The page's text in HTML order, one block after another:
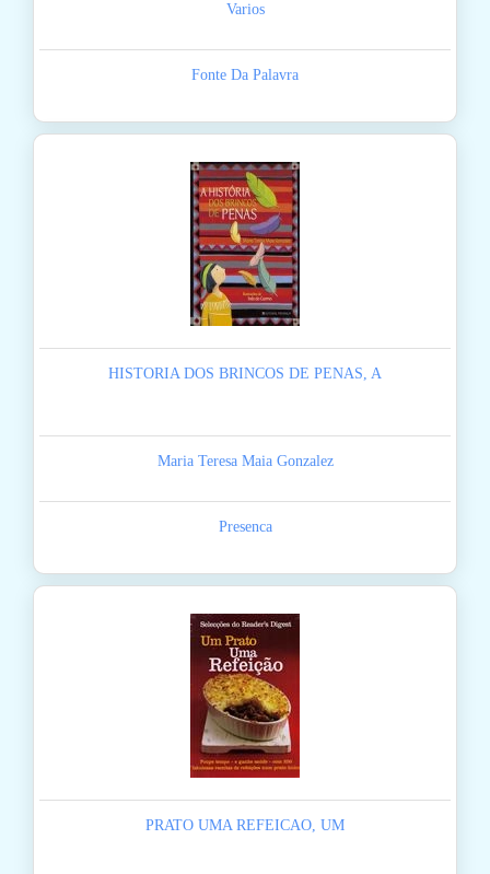
Varios
Fonte Da Palavra
HISTORIA DOS BRINCOS DE PENAS, A
Maria Teresa Maia Gonzalez
Presenca
PRATO UMA REFEICAO, UM